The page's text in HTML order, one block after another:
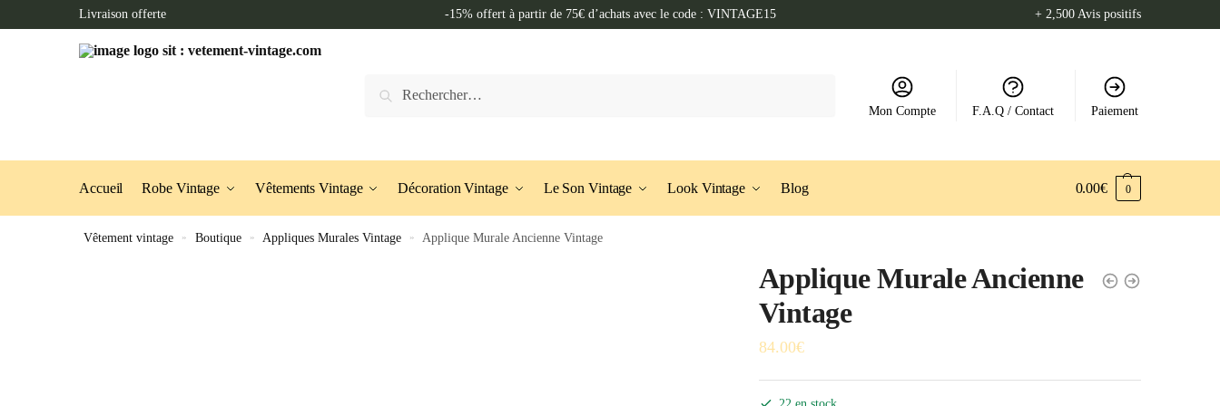
to
to
Livraison offerte -15% offert à partir de 75€ d’achats avec le code : VINTAGE15 + 2,500 Avis positifs
Mon Compte F.A.Q / Contact Paiement
Accueil Robe Vintage Vêtements Vintage Décoration Vintage Le Son Vintage Look Vintage Blog 0.00€ 0
Vêtement vintage » Boutique » Appliques Murales Vintage » Applique Murale Ancienne Vintage
Applique Murale Ancienne
Vintage
84.00€